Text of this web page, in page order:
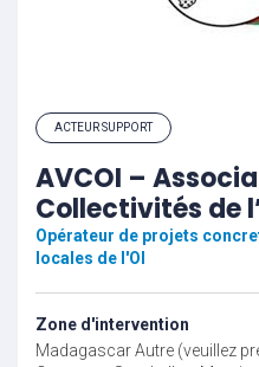
ACTEUR SUPPORT
AVCOI –
Collectivités de
Opérateur de projets
locales de l'OI
Zone d'intervention
MadagascarAutre (veuillez